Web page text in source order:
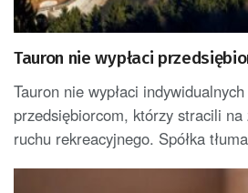
Tauron nie wypłaci
Tauron nie wypłaci
przedsiębiorcom, którzy stracili
ruchu rekreacyjnego. Spółka